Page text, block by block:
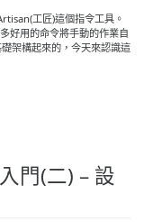
載】
PHP
Laravel
匠
指
工匠)這個指令工具。
好用的命令將手動的作業自
架構起來的，今天來認識這
門(二) – 設